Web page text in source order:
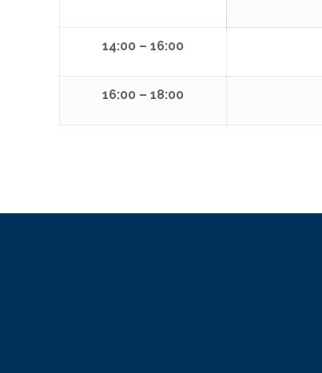
14:00 – 16:00
16:00 – 18:00